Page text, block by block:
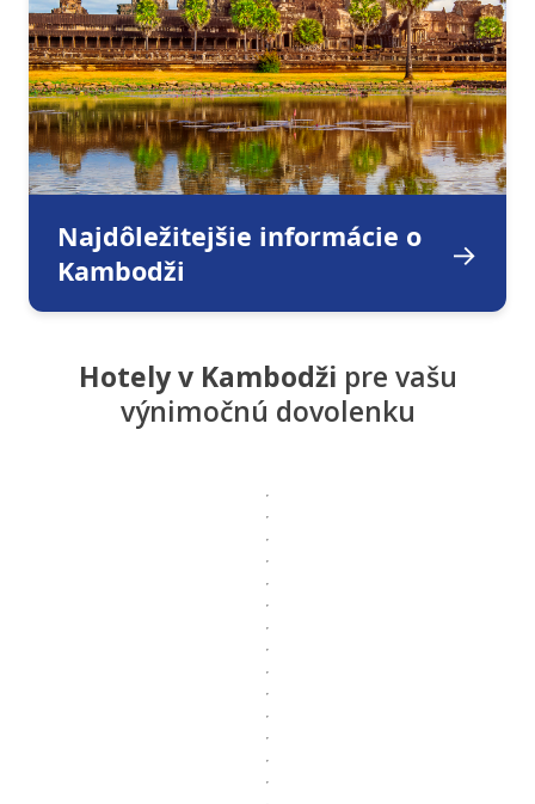
Najdôležitejšie informácie o
Kambodži
Hotely v Kambodži pre vašu
výnimočnú dovolenku